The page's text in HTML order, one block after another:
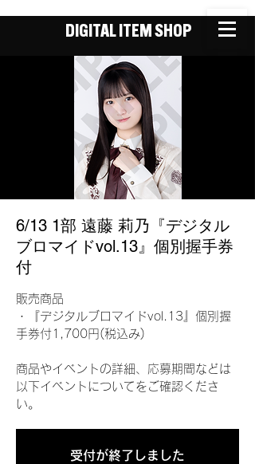
DIGITAL ITEM SHOP
6/13 1部 遠藤 莉乃『デジタル
ブロマイドvol.13』個別握手券
付
販売商品
・『デジタルブロマイドvol.13』個別握
手券付1,700円(税込み)
商品やイベントの詳細、応募期間などは
以下イベントについてをご確認くださ
い。
受付が終了しました